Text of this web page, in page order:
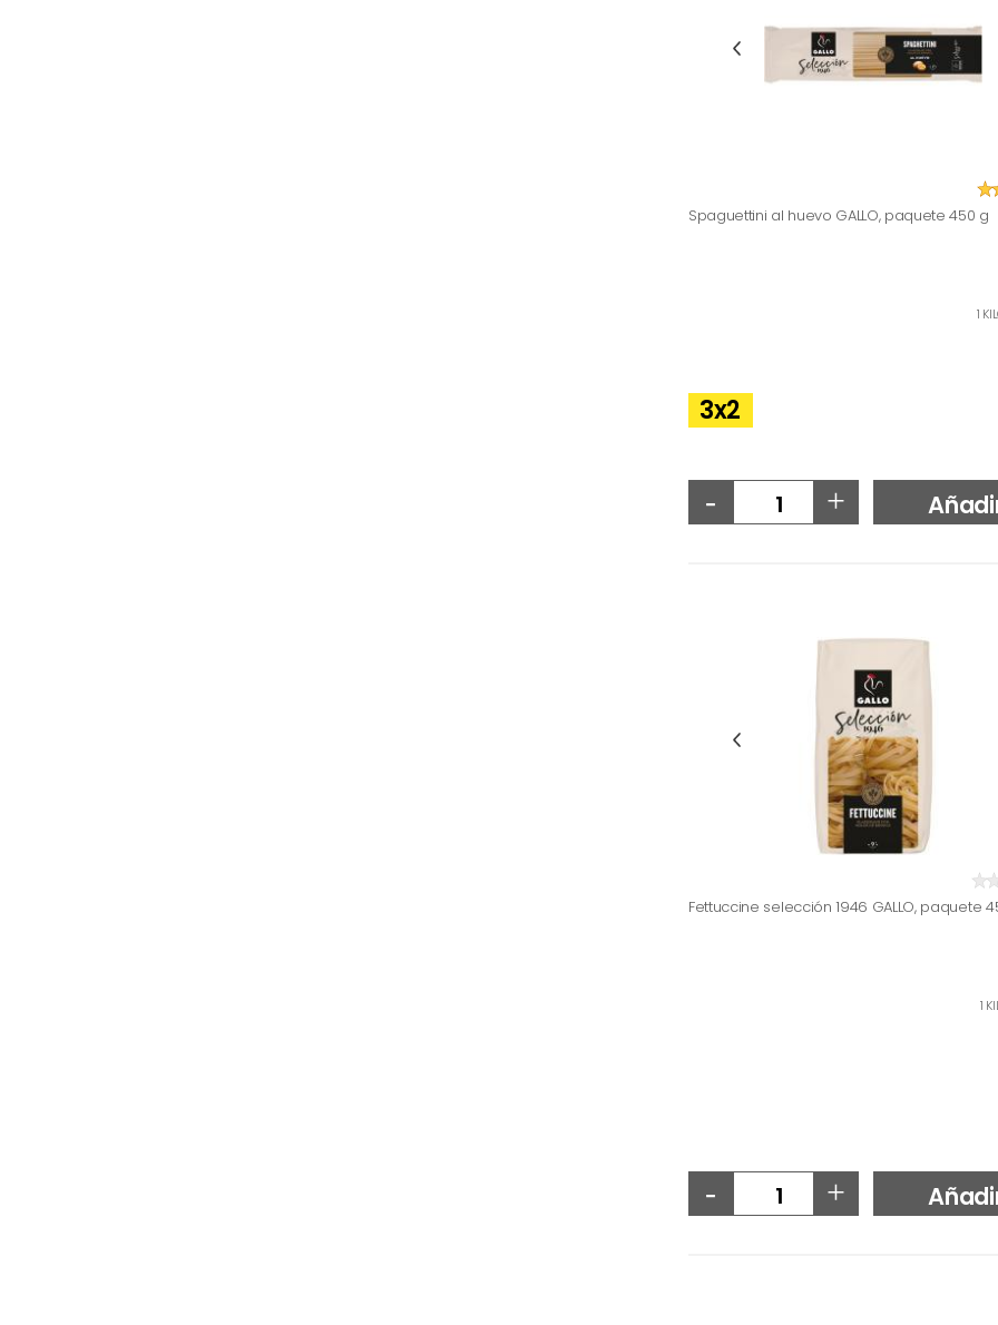
Spaguettini al huevo GALLO, paquete 450 g
1
3x2
- +
Fettuccine selección 1946 GALLO, paquete
1
- +